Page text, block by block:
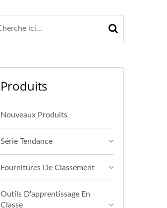
Produits
Nouveaux Produits
Série Tendance
Fournitures De Classement
Outils D'apprentissage En
Classe